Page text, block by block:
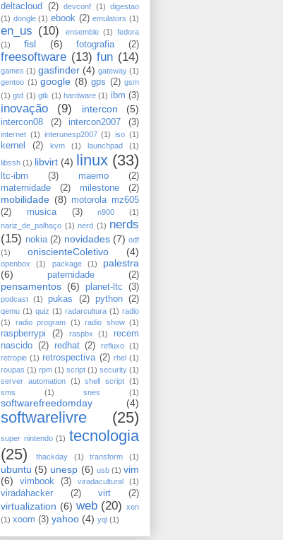
deltacloud (2) devconf (1) digestao
(1) dongle (1) ebook (2) emulators (1)
en_us (10) ensemble (1) fedora
(1)
fisl (6) fotografia (2)
freesoftware (13) fun (14)
games (1) gasfinder (4) gateway (1)
gentoo (1) google (8) gps (2) gsm
(1) gtd (1) gtk (1) hardware (1) ibm (3)
inovação (9) intercon (5)
intercon08 (2) intercon2007 (3)
internet (1) interunesp2007 (1) iso (1)
kernel (2) kvm (1) launchpad
(1)
libssh (1) libvirt (4) linux (33)
ltc-ibm (3) maemo
(2)
maternidade
(2) milestone (2)
mobilidade (8) motorola mz605
(2)
musica (3) n900
(1)
nariz_de_palhaço (1) nerd (1) nerds
(15) nokia (2) novidades (7) odf
(1)
oniscienteColetivo (4)
openbox (1) package (1)
palestra
(6)
paternidade (2)
pensamentos (6) planet-ltc (3)
podcast (1) pukas (2) python (2)
qemu (1) quiz (1) radarcultura (1) radio
(1)
radio program (1) radio show (1)
raspberrypi (2) raspbx (1)
recem
nascido (2) redhat (2) refluxo (1)
retropie (1) retrospectiva (2) rhel (1)
roupas (1) rpm (1) script (1) security (1)
server automation (1) shell script (1)
sms
(1) snes (1)
softwarefreedomday (4)
softwarelivre (25)
super nintendo (1) tecnologia
(25)
thackday (1) transform (1)
ubuntu (5) unesp (6) usb (1) vim
(6)
vimbook (3) viradacultural (1)
viradahacker (2) virt (2)
virtualization (6) web (20) xen
(1) xoom (3) yahoo (4) yql (1)